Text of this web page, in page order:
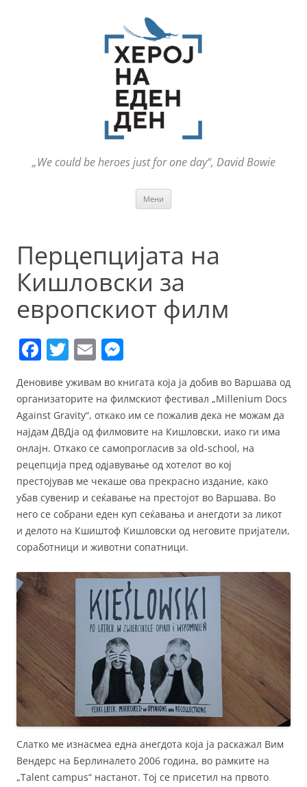
„We could be heroes just for one day“, David Bowie
Мени
Перцепцијата на
Кишловски за
европскиот филм
F
c
e
b
o
o
k
T
itt
er
E
ai
l
ss
e
n
g
er
Деновиве уживам во книгата која ја добив во Варшава од
организаторите на филмскиот фестивал „Millenium Docs
Against Gravity“, откако им се пожалив дека не можам да
најдам ДВДја од филмовите на Кишловски, иако ги има
онлајн. Откако се самопрогласив за old-school, на
рецепција пред одјавување од хотелот во кој
престојував ме чекаше ова прекрасно издание, како
убав сувенир и сеќавање на престојот во Варшава. Во
него се собрани еден куп сеќавања и анегдоти за ликот
и делото на Кшиштоф Кишловски од неговите пријатели,
соработници и животни сопатници.
Слатко ме изнасмеа една анегдота која ја раскажал Вим
Вендерс на Берлиналето 2006 година, во рамките на
„Talent campus“ настанот. Тој се присетил на првото